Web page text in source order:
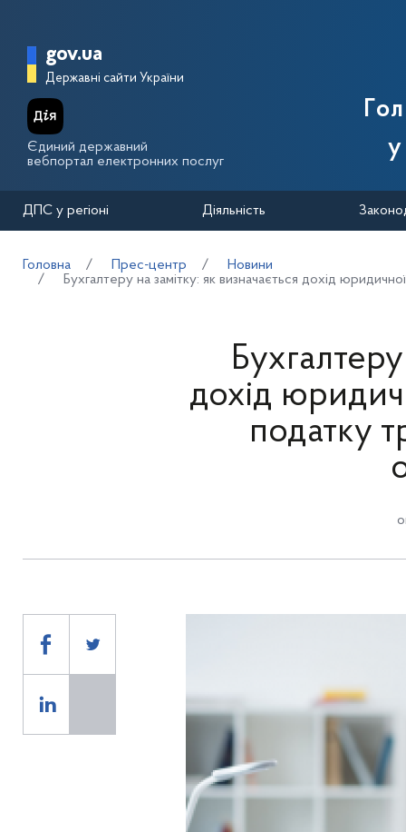
Головна сторінка Державної
gov.ua
Державні сайти України
Єдиний державний
вебпортал електронних послуг
ДПС у регіоні Діяльність
Головна Прес-центр
Новини
Бухгалтеру на замітку: як визначається дохід
дохід
податку